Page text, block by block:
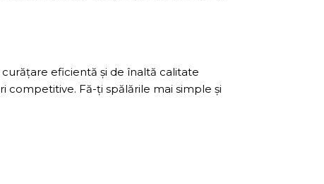
eficientă și de înaltă calitate
Fă-ți spălările mai simple și